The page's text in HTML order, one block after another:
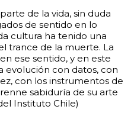
de la vida, sin duda
de sentido en lo
cultura ha tenido una
trance de la muerte. La
ese sentido, y en este
evolución con datos, con
con los instrumentos de
sabiduría de su arte
Instituto Chile)